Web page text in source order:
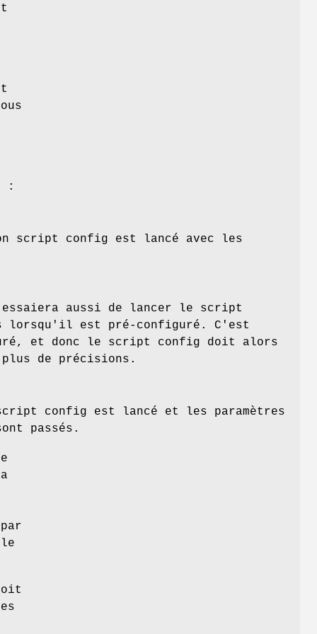
:
script config est lancé avec les
aussi de lancer le script
lorsqu'il est pré-configuré. C'est
et donc le script config doit alors
de précisions.
config est lancé et les paramètres
passés.